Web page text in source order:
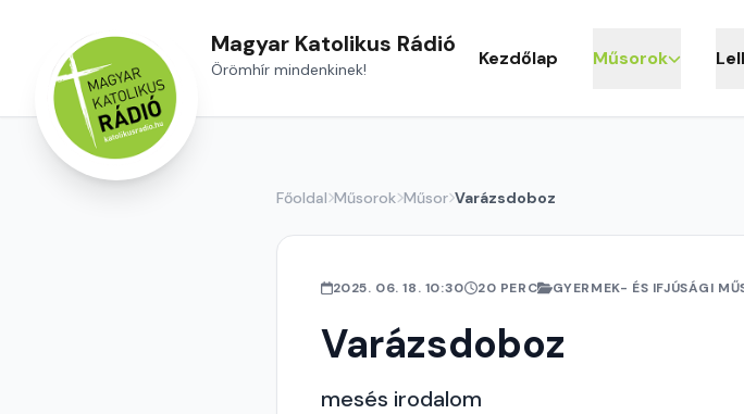
Magyar Katolikus Rádió
Örömhír mindenkinek! Kezdőlap Műsorok
Főoldal Műsorok Műsor Varázsdoboz
2025. 06. 18. 10:30 20 PERC GYERMEK- ÉS IFJÚSÁGI
Varázsdoboz
mesés irodalom